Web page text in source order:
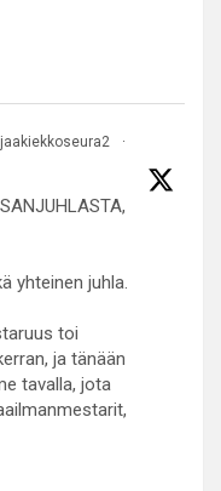
·
yhteinen juhla.
toi
ja tänään
tavalla, jota